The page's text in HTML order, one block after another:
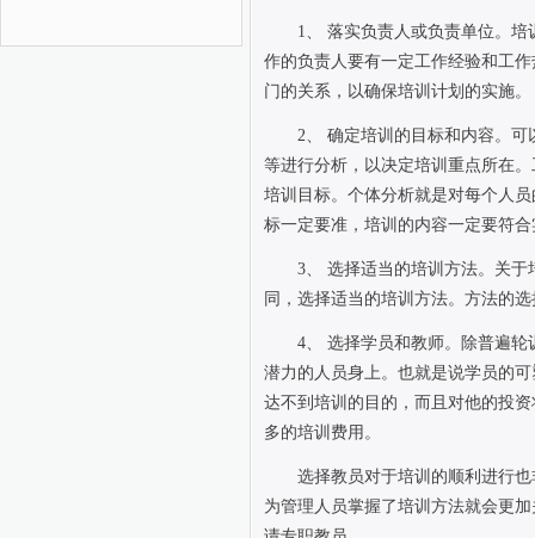
1
落实负责人或负责单位。
作的负责人要有一定工作经验和工
门的关系，以确保培训计划的实施。
2
确定培训的目标和内容。
等进行分析，以决定培训重点所在
培训目标。个体分析就是对每个人
标一定要准，培训的内容一定要符
3、
选择适当的培训方法。关
同，选择适当的培训方法。方法的
4、
选择学员和教师。除普遍
潜力的人员身上。也就是说学员的
达不到培训的目的，而且对他的投
多的培训费用。
选择教员对于培训的顺利进行
为管理人员掌握了培训方法就会更